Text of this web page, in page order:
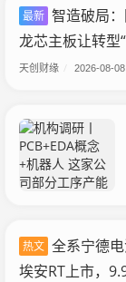
最新 智造破局：
龙芯主板让转型
天创财缘 2026-08-08
热文 全系宁德
埃安RT上市，